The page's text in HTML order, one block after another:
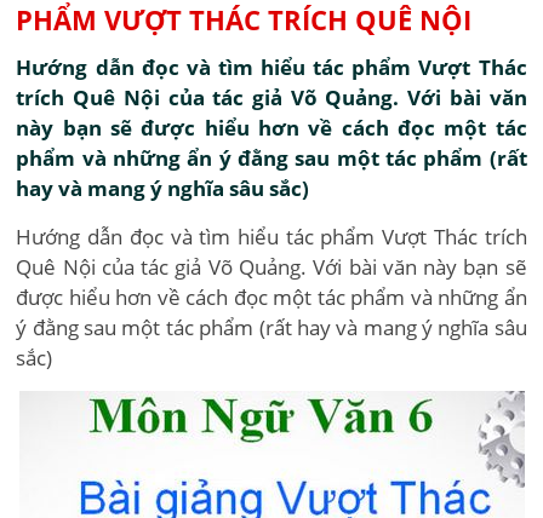
PHẨM VƯỢT THÁC TRÍCH QUÊ NỘI
Hướng dẫn đọc và tìm hiểu tác phẩm Vượt Thác
trích Quê Nội của tác giả Võ Quảng. Với bài văn
này bạn sẽ được hiểu hơn về cách đọc một tác
phẩm và những ẩn ý đằng sau một tác phẩm (rất
hay và mang ý nghĩa sâu sắc)
Hướng dẫn đọc và tìm hiểu tác phẩm Vượt Thác trích
Quê Nội của tác giả Võ Quảng. Với bài văn này bạn sẽ
được hiểu hơn về cách đọc một tác phẩm và những ẩn
ý đằng sau một tác phẩm (rất hay và mang ý nghĩa sâu
sắc)